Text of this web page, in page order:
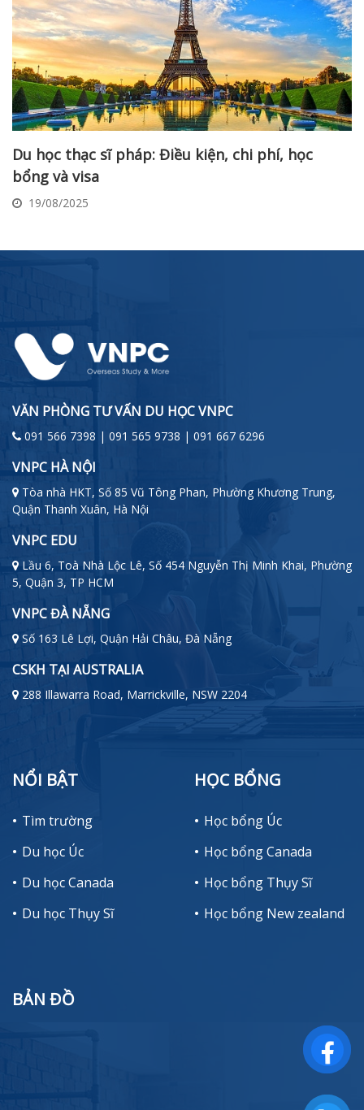
Du học thạc sĩ pháp: Điều kiện, chi phí, học
bổng và visa
19/08/2025
VĂN PHÒNG TƯ VẤN DU HỌC VNPC
091 566 7398 | 091 565 9738 | 091 667 6296
VNPC HÀ NỘI
Tòa nhà HKT, Số 85 Vũ Tông Phan, Phường Khương Trung,
Quận Thanh Xuân, Hà Nội
VNPC EDU
Lầu 6, Toà Nhà Lộc Lê, Số 454 Nguyễn Thị Minh Khai, Phường
5, Quận 3, TP HCM
VNPC ĐÀ NẴNG
Số 163 Lê Lợi, Quận Hải Châu, Đà Nẵng
CSKH TẠI AUSTRALIA
288 Illawarra Road, Marrickville, NSW 2204
NỔI BẬT
Tìm trường
Du học Úc
Du học Canada
Du học Thụy Sĩ
HỌC BỔNG
Học bổng Úc
Học bổng Canada
Học bổng Thụy Sĩ
Học bổng New zealand
BẢN ĐỒ